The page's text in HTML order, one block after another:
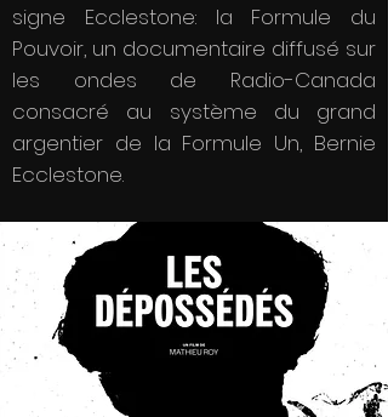
signe Ecclestone: la Formule du
Pouvoir, un documentaire diffusé sur
les ondes de Radio-Canada
consacré au système du grand
argentier de la Formule Un, Bernie
Ecclestone.